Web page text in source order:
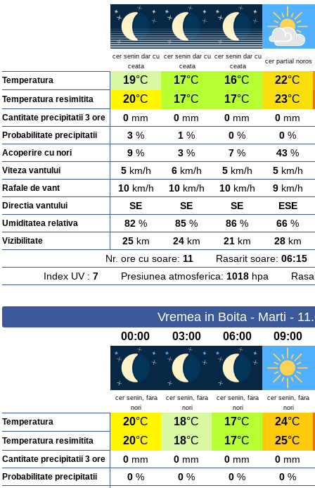
cer senin dar cu
ceata
cer senin dar cu
ceata
cer senin dar cu
ceata
cer partial noros
Temperatura 19°C 17°C 16°C 22°C
Temperatura resimitita 20°C 17°C 17°C 23°C
Cantitate precipitatii 3 ore 0 mm 0 mm 0 mm 0 mm
Probabilitate precipitatii 3 % 1 % 0 % 0 %
Acoperire cu nori 9 % 3 % 7 % 43 %
Viteza vantului 5km/h 6km/h 5km/h 5km/h
Rafale de vant 10km/h 10km/h 10km/h 9km/h
Directia vantului SE SE SE ESE
Umiditatea relativa 82 % 85 % 86 % 66 %
Vizibilitate 25km 24km 21km 28km
Nr. ore cu soare: 11 Rasarit soare: 06:15
Index UV : 7Presiunea atmosferica: 1018hpa
Vremea in Boita - Marti -
00:00 03:00 06:00 09:00
cer senin, fara
nori
cer senin, fara
nori
cer senin, fara
nori
cer senin, fara
nori
Temperatura 20°C 18°C 17°C 24°C
Temperatura resimitita 20°C 18°C 17°C 25°C
Cantitate precipitatii 3 ore 0 mm 0 mm 0 mm 0 mm
Probabilitate precipitatii 0 % 0 % 0 % 0 %